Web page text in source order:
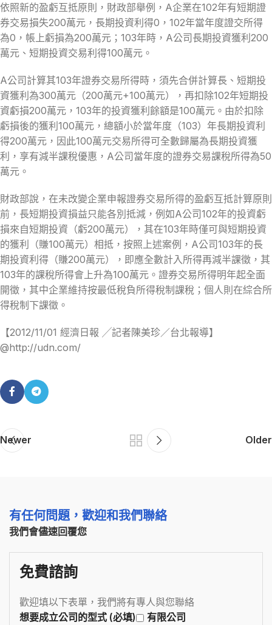
依照新的盈虧互抵原則，財政部舉例，A企業在102年有短期證
券交易損失200萬元，長期投資利得0，102年當年度證交所得
為0，帳上虧損為200萬元；103年時，A公司長期投資獲利200
萬元、短期投資交易利得100萬元。
A公司計算其103年證券交易所得時，須先合併計算長、短期投
資獲利為300萬元（200萬元+100萬元），再扣除102年短期投
資虧損200萬元，103年的投資獲利餘額是100萬元。由於扣除
虧損後的獲利100萬元，總額小於當年度（103）年長期投資利
得200萬元，因此100萬元交易所得可全數歸屬為長期投資獲
利，享有減半課稅優惠，A公司當年度的證券交易課稅所得為50
萬元。
財政部說，在未改變企業申報證券交易所得的盈虧互抵計算原則
前，長短期投資損益只能各別抵減，例如A公司102年的投資虧
損來自短期投資（虧200萬元），其在103年時僅可與短期投資
的獲利（賺100萬元）相抵，按照上述案例，A公司103年的長
期投資利得（賺200萬元），即應全數計入所得再減半課徵，其
103年的課稅所得會上升為100萬元。證券交易所得明年起全面
開徵，其中企業維持按最低稅負所得稅制課稅；個人則在綜合所
得稅制下課徵。
【2012/11/01 經濟日報 ╱記者陳美珍／台北報導】
@http://udn.com/
Newer Older
有任何問題，歡迎和我們聯絡
我們會儘速回覆您
免費諮詢
歡迎填以下表單，我們將有專人與您聯絡
想要成立公司的型式 (必填)
有限公司